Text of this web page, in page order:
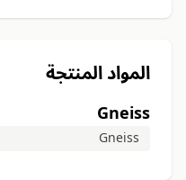
المواد المنتجة
Gneiss
Gneiss